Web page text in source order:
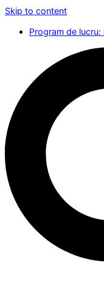
Skip to content
Program de